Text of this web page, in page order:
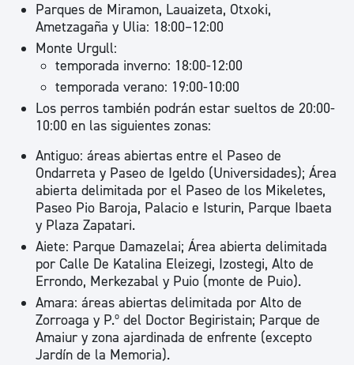
Parques de Miramon, Lauaizeta, Otxoki,
Ametzagaña y Ulia: 18:00–12:00
Monte Urgull:
temporada inverno: 18:00-12:00
temporada verano: 19:00-10:00
Los perros también podrán estar sueltos de 20:00-
10:00 en las siguientes zonas:
Antiguo: áreas abiertas entre el Paseo de
Ondarreta y Paseo de Igeldo (Universidades); Área
abierta delimitada por el Paseo de los Mikeletes,
Paseo Pio Baroja, Palacio e Isturin, Parque Ibaeta
y Plaza Zapatari.
Aiete: Parque Damazelai; Área abierta delimitada
por Calle De Katalina Eleizegi, Izostegi, Alto de
Errondo, Merkezabal y Puio (monte de Puio).
Amara: áreas abiertas delimitada por Alto de
Zorroaga y P.º del Doctor Begiristain; Parque de
Amaiur y zona ajardinada de enfrente (excepto
Jardín de la Memoria).